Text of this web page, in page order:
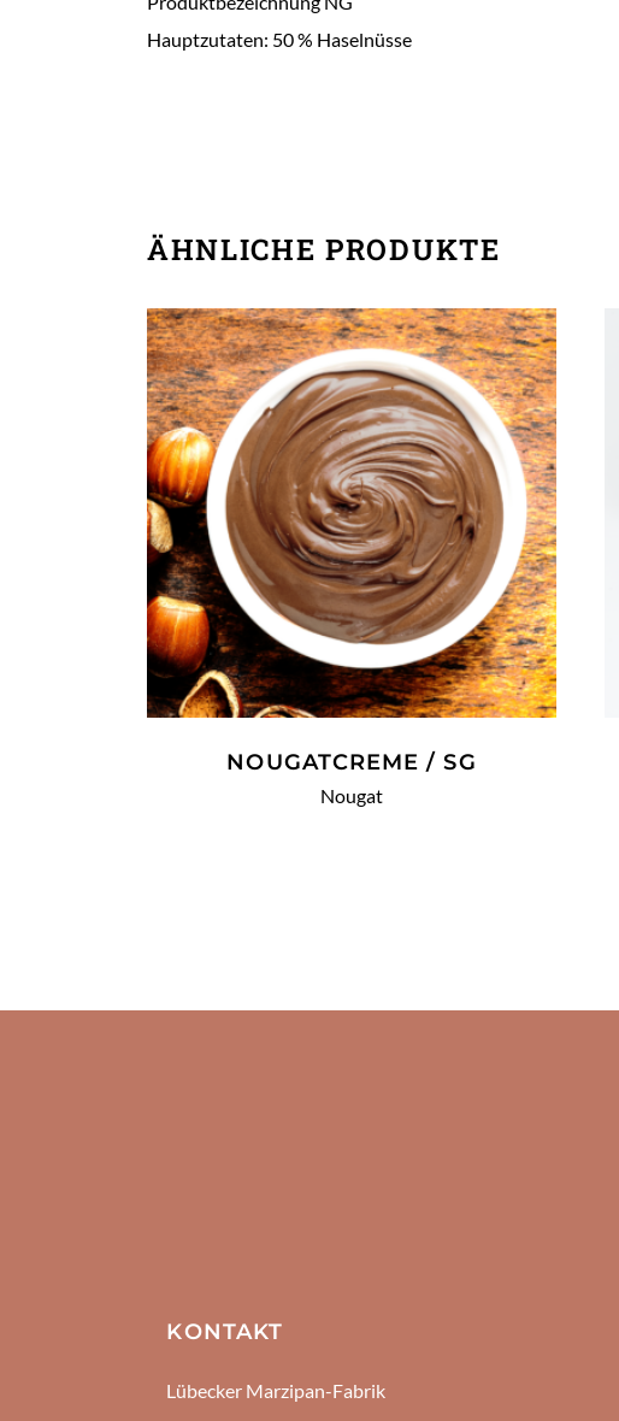
Hauptzutaten: 50 % Haselnüsse
ÄHNLICHE PRODUKTE
WEITERLESEN
NOUGATCREME / SG
Nougat
KONTAKT
Lübecker Marzipan-Fabrik